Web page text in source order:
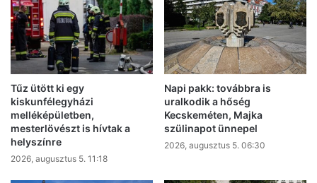
Tűz ütött ki egy
kiskunfélegyházi
melléképületben,
mesterlövészt is hívtak a
helyszínre
2026, augusztus 5. 11:18
Napi pakk: továbbra is
uralkodik a hőség
Kecskeméten, Majka
szülinapot ünnepel
2026, augusztus 5. 06:30